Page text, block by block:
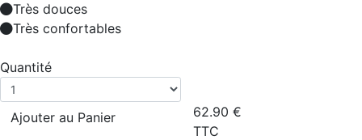
Très douces
Très confortables
Quantité
Ajouter au Panier 62.90 €
TTC